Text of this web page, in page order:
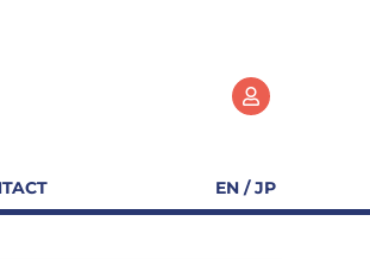
EN / JP